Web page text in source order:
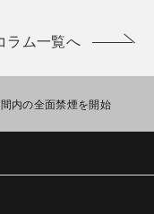
ラム一覧へ
内の全面禁煙を開始